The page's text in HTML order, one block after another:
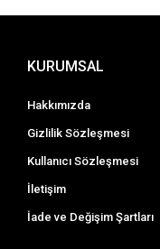
KURUMSAL
Hakkımızda
Gizlilik Sözleşmesi
Kullanıcı Sözleşmesi
İletişim
İade ve Değişim Şartları